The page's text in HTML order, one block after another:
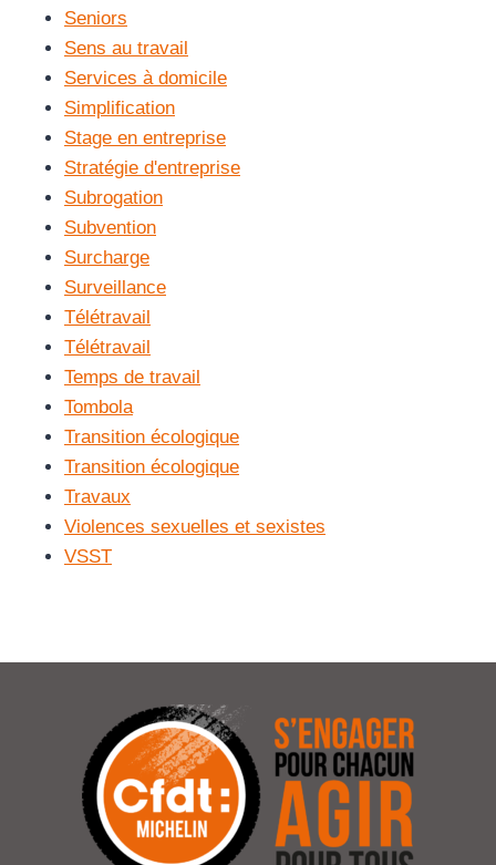
Seniors
Sens au travail
Services à domicile
Simplification
Stage en entreprise
Stratégie d'entreprise
Subrogation
Subvention
Surcharge
Surveillance
Télétravail
Télétravail
Temps de travail
Tombola
Transition écologique
Transition écologique
Travaux
Violences sexuelles et sexistes
VSST